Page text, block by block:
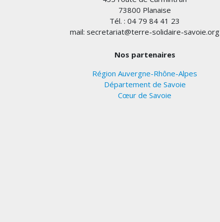
73800 Planaise
Tél. : 04 79 84 41 23
mail: secretariat@terre-solidaire-savoie.org
Nos partenaires
Région Auvergne-Rhône-Alpes
Département de Savoie
Cœur de Savoie